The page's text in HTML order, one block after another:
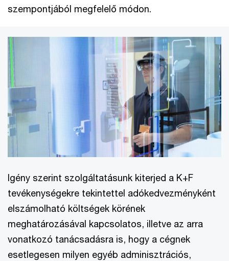
szempontjából megfelelő módon.
Igény szerint szolgáltatásunk kiterjed a K+F
tevékenységekre tekintettel adókedvezményként
elszámolható költségek körének
meghatározásával kapcsolatos, illetve az arra
vonatkozó tanácsadásra is, hogy a cégnek
esetlegesen milyen egyéb adminisztrációs,